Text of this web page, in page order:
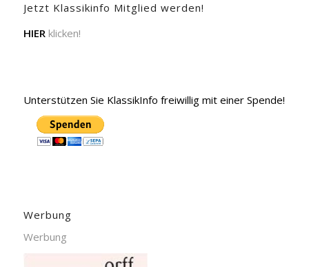
Jetzt Klassikinfo Mitglied werden!
HIER klicken!
Unterstützen Sie KlassikInfo freiwillig mit einer Spende!
Werbung
Werbung